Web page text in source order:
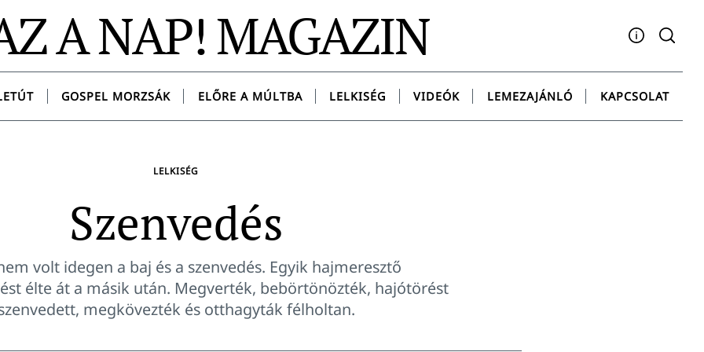
A NAP! MAGAZIN
Facebook
YouTubeInstagram
TwitterSpotify
GOSPEL MORZSÁK ELŐRE A MÚLTBA LELKISÉG VIDEÓK LEMEZAJÁNLÓ KAPCSOLAT
LELKISÉG
Szenvedés
volt idegen a baj és a szenvedés. Egyik hajmeresztő
élte át a másik után. Megverték, bebörtönözték, hajótörést
megkövezték és otthagyták félholtan.